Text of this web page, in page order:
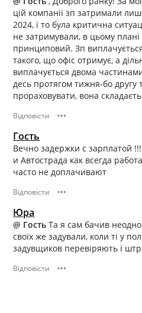
цій компанії зп затримали
2024, і то була критична
не затримували, в цьому
принциповий. Зп
такого, що офіс отримує, а
виплачується двома
десь протягом тижня-бо другу
прораховувати, вона
Відповісти •••
Гость
Вечно задержки с зарплатой
и Автострада как всегда
часто не доплачивают
Відповісти •••
Юра
@ ГостьТа я сам бачив
своїх же задували, коли ті у
задувщиков перевіряють і
Відповісти •••